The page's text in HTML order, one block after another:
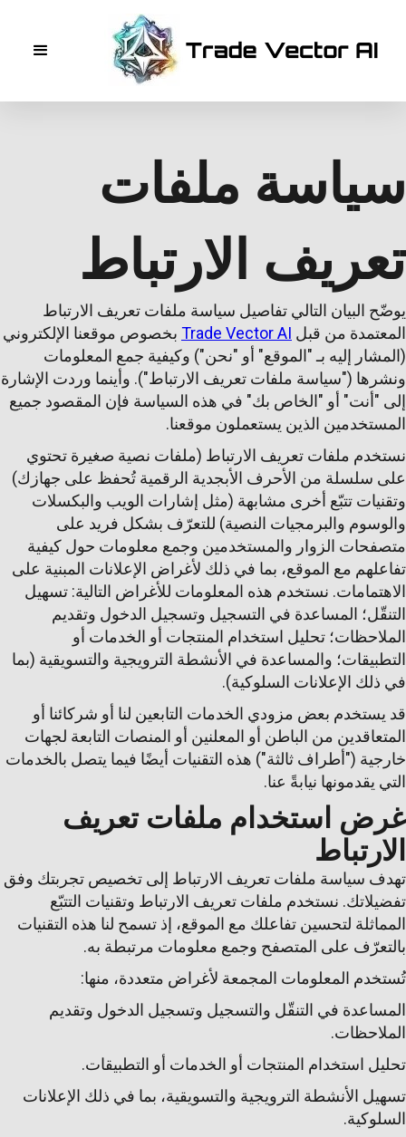
سياسة ملفات
تعريف الارتباط
يوضّح البيان التالي تفاصيل سياسة ملفات تعريف الارتباط
المعتمدة من قبل Trade Vector AI بخصوص موقعنا الإلكتروني
(المشار إليه بـ "الموقع" أو "نحن") وكيفية جمع المعلومات
ونشرها ("سياسة ملفات تعريف الارتباط"). وأينما وردت الإشارة
إلى "أنت" أو "الخاص بك" في هذه السياسة فإن المقصود جميع
المستخدمين الذين يستعملون موقعنا.
نستخدم ملفات تعريف الارتباط (ملفات نصية صغيرة تحتوي
على سلسلة من الأحرف الأبجدية الرقمية تُحفظ على جهازك)
وتقنيات تتبّع أخرى مشابهة (مثل إشارات الويب والبكسلات
والوسوم والبرمجيات النصية) للتعرّف بشكل فريد على
متصفحات الزوار والمستخدمين وجمع معلومات حول كيفية
تفاعلهم مع الموقع، بما في ذلك لأغراض الإعلانات المبنية على
الاهتمامات. نستخدم هذه المعلومات للأغراض التالية: تسهيل
التنقّل؛ المساعدة في التسجيل وتسجيل الدخول وتقديم
الملاحظات؛ تحليل استخدام المنتجات أو الخدمات أو
التطبيقات؛ والمساعدة في الأنشطة الترويجية والتسويقية (بما
في ذلك الإعلانات السلوكية).
قد يستخدم بعض مزودي الخدمات التابعين لنا أو شركائنا أو
المتعاقدين من الباطن أو المعلنين أو المنصات التابعة لجهات
خارجية ("أطراف ثالثة") هذه التقنيات أيضًا فيما يتصل بالخدمات
التي يقدمونها نيابةً عنا.
غرض استخدام ملفات تعريف
الارتباط
تهدف سياسة ملفات تعريف الارتباط إلى تخصيص تجربتك وفق
تفضيلاتك. نستخدم ملفات تعريف الارتباط وتقنيات التتبّع
المماثلة لتحسين تفاعلك مع الموقع، إذ تسمح لنا هذه التقنيات
بالتعرّف على المتصفح وجمع معلومات مرتبطة به.
تُستخدم المعلومات المجمعة لأغراض متعددة، منها:
المساعدة في التنقّل والتسجيل وتسجيل الدخول وتقديم
الملاحظات.
تحليل استخدام المنتجات أو الخدمات أو التطبيقات.
تسهيل الأنشطة الترويجية والتسويقية، بما في ذلك الإعلانات
السلوكية.